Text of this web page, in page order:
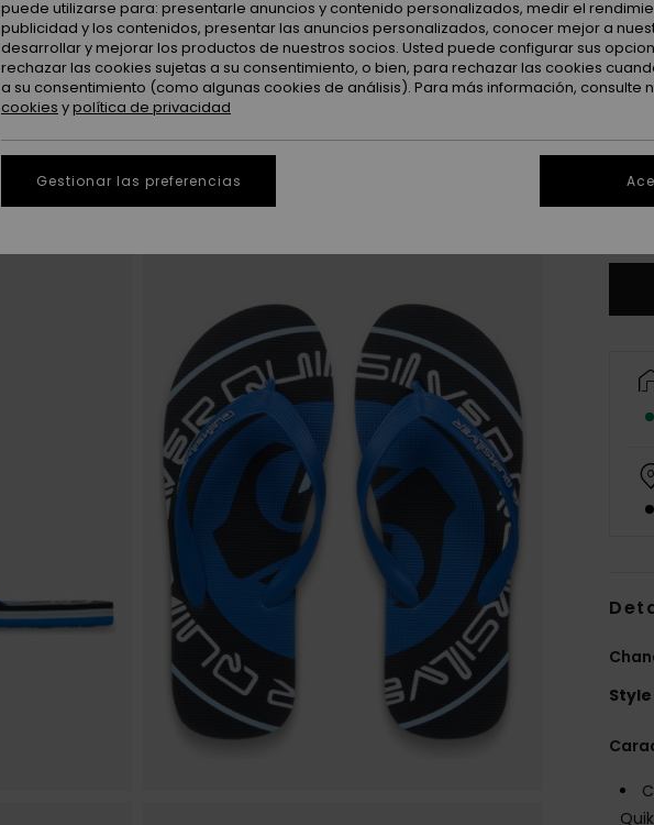
Style
puede utilizarse para: presentarle anuncios y contenido personalizados, medir el
publicidad y los contenidos, presentar las anuncios personalizados, conocer mejor a
desarrollar y mejorar los productos de nuestros socios. Usted puede configurar sus
rechazar las cookies sujetas a su consentimiento, o bien, para rechazar las cookies
a su consentimiento (como algunas cookies de análisis). Para más información, consulte
cookies ypolítica de privacidad
Gestionar las preferencias